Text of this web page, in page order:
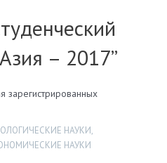
– 2017”
зарегистрированных
НАУКИ,
НАУКИ